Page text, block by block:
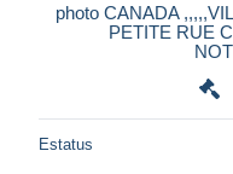
photo CANADA
PETITE RUE
Estatus